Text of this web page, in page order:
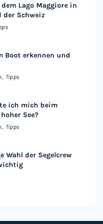
Lago Maggiore in
der Schweiz
Boot erkennen und
, Tipps
ich mich beim
See?
, Tipps
Wahl der Segelcrew